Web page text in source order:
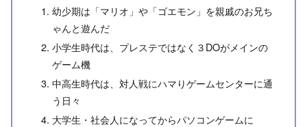
幼少期は「マリオ」や「ゴエモン」を親戚のお兄ち
ゃんと遊んだ
小学生時代は、プレステではなく３DOがメインの
ゲーム機
中高生時代は、対人戦にハマりゲームセンターに通
う日々
大学生・社会人になってからパソコンゲームに